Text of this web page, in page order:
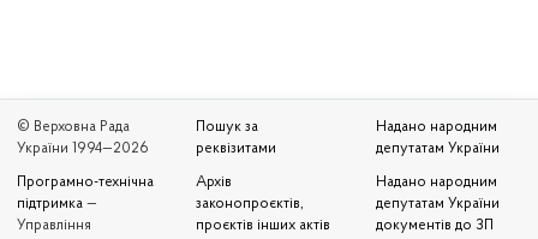
© Верховна Рада
України 1994—2026
Програмно-технічна
підтримка —
Управління
Пошук за
реквізитами
Архів
законопроєктів,
проєктів інших актів
Надано народним
депутатам України
Надано народним
депутатам України
документів до ЗП